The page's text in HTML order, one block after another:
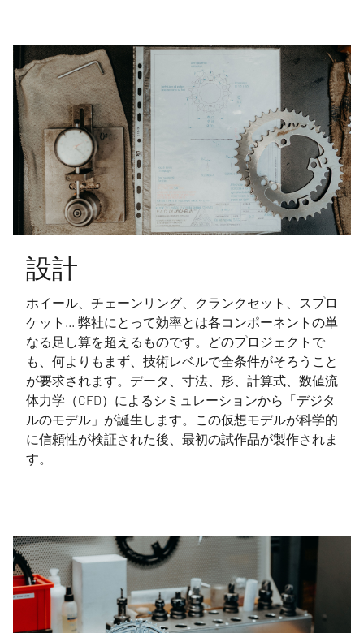
設計
ホイール、チェーンリング、クランクセット、スプロ
ケット… 弊社にとって効率とは各コンポーネントの単
なる足し算を超えるものです。どのプロジェクトで
も、何よりもまず、技術レベルで全条件がそろうこと
が要求されます。データ、寸法、形、計算式、数値流
体力学（CFD）によるシミュレーションから「デジタ
ルのモデル」が誕生します。この仮想モデルが科学的
に信頼性が検証された後、最初の試作品が製作されま
す。